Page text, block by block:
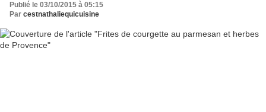
Publié le 03/10/2015 à 05:15
Par cestnathaliequicuisine